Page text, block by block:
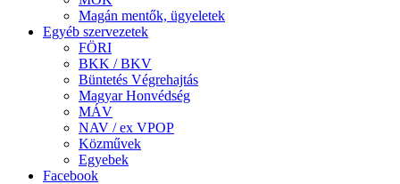
Magán mentők, ügyeletek
Egyéb szervezetek
FÖRI
BKK / BKV
Büntetés Végrehajtás
Magyar Honvédség
MÁV
NAV / ex VPOP
Közművek
Egyebek
Facebook